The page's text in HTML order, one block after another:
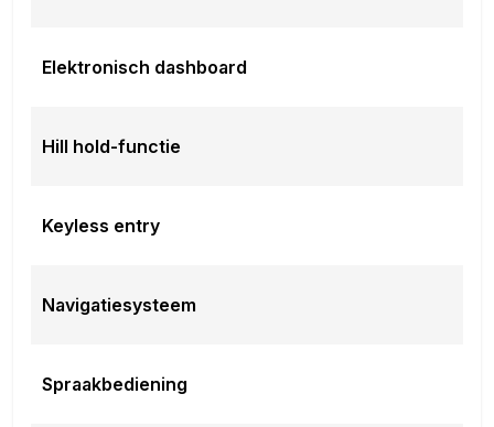
Elektronisch dashboard
Hill hold-functie
Keyless entry
Navigatiesysteem
Spraakbediening